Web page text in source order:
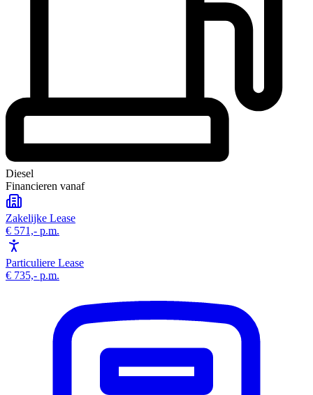
Diesel
Financieren vanaf
Zakelijke Lease
€ 571,- p.m.
Particuliere Lease
€ 735,- p.m.